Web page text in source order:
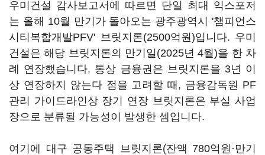
우미건설 감사보고서에 따르면 단일 최대 익스포저
는 올해 10월 만기가 돌아오는 광주광역시 '챔피언스
시티복합개발PFV' 브릿지론(2500억원)입니다. 우미
건설은 해당 브릿지론의 만기일(2025년 4월)을 한 차
례 연장했습니다. 통상 금융권은 브릿지론을 3년 이
상 연장하지 않는다 점을 고려할 때, 금융감독원 PF
관리 가이드라인상 장기 연장 브릿지론은 부실 사업
장으로 분류될 가능성이 발생한 셈입니다.
여기에 대구 공동주택 브릿지론(잔액 780억원·만기